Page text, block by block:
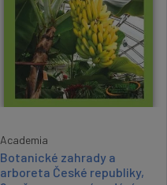
Academia
Botanické zahrady a
arboreta České republiky,